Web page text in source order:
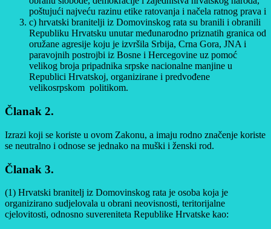
poštujući najveću razinu etike ratovanja i načela ratnog prava i
c) hrvatski branitelji iz Domovinskog rata su branili i obranili
Republiku Hrvatsku unutar međunarodno priznatih granica od
oružane agresije koju je izvršila Srbija, Crna Gora, JNA i
paravojnih postrojbi iz Bosne i Hercegovine uz pomoć
velikog broja pripadnika srpske nacionalne manjine u
Republici Hrvatskoj, organizirane i predvođene
velikosrpskom politikom.
Članak 2.
Izrazi koji se koriste u ovom Zakonu, a imaju rodno značenje koriste
se neutralno i odnose se jednako na muški i ženski rod.
Članak 3.
(1) Hrvatski branitelj iz Domovinskog rata je osoba koja je
organizirano sudjelovala u obrani neovisnosti, teritorijalne
cjelovitosti, odnosno suvereniteta Republike Hrvatske kao: